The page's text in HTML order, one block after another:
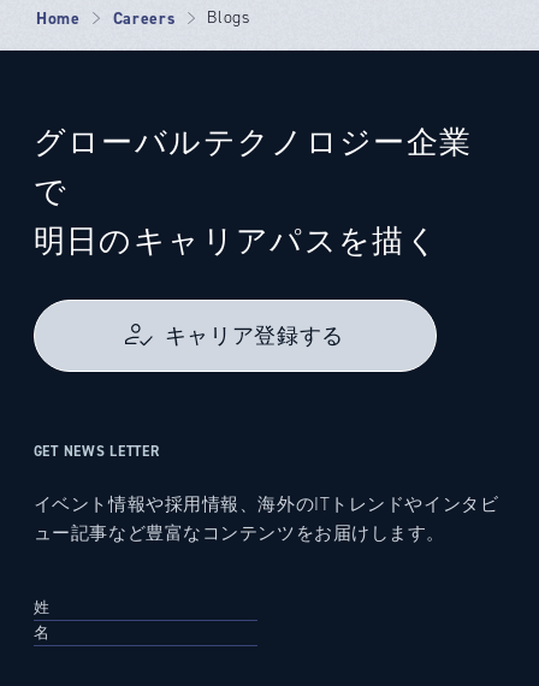
Home Careers Blogs
グローバルテクノロジー企業
で
明日のキャリアパスを描く
キャリア登録する
GET NEWS LETTER
イベント情報や採用情報、海外のITトレンドやインタビ
ュー記事など豊富なコンテンツをお届けします。